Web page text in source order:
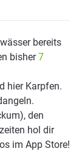
bereits
bisher7
hier Karpfen.
den
hol dir
im App Store!